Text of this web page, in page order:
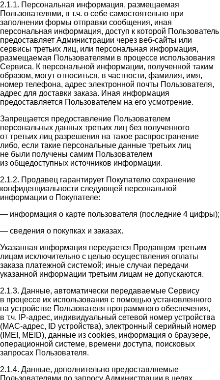
2.1.1. Персональная информация, размещаемая
Пользователями, в т.ч. о себе самостоятельно при
заполнении формы отправки сообщения, иная
персональная информация, доступ к которой Пользователь
предоставляет Администрации через веб-сайты или
сервисы третьих лиц, или персональная информация,
размещаемая Пользователями в процессе использования
Сервиса. К персональной информации, полученной таким
образом, могут относиться, в частности, фамилия, имя,
номер телефона, адрес электронной почты Пользователя,
адрес для доставки заказа. Иная информация
предоставляется Пользователем на его усмотрение.
Запрещается предоставление Пользователем
персональных данных третьих лиц без полученного
от третьих лиц разрешения на такое распространение
либо, если такие персональные данные третьих лиц
не были получены самим Пользователем
из общедоступных источников информации.
2.1.2. Продавец гарантирует Покупателю сохранение
конфиденциальности следующей персональной
информации о Покупателе:
— информация о карте пользователя (последние 4 цифры);
— сведения о покупках и заказах.
Указанная информация передается Продавцом третьим
лицам исключительно с целью осуществления оплаты
заказа платежной системой; иные случаи передачи
указанной информации третьим лицам не допускаются.
2.1.3. Данные, автоматически передаваемые Сервису
в процессе их использования с помощью установленного
на устройстве Пользователя программного обеспечения,
в т.ч. IP-адрес, индивидуальный сетевой номер устройства
(MAC-адрес, ID устройства), электронный серийный номер
(IMEI, MEID), данные из cookies, информация о браузере,
операционной системе, времени доступа, поисковых
запросах Пользователя.
2.1.4. Данные, дополнительно предоставляемые